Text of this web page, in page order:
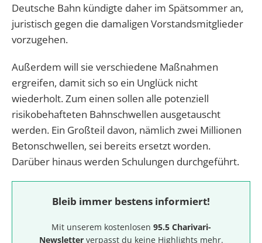
Deutsche Bahn kündigte daher im Spätsommer an,
juristisch gegen die damaligen Vorstandsmitglieder
vorzugehen.
Außerdem will sie verschiedene Maßnahmen
ergreifen, damit sich so ein Unglück nicht
wiederholt. Zum einen sollen alle potenziell
risikobehafteten Bahnschwellen ausgetauscht
werden. Ein Großteil davon, nämlich zwei Millionen
Betonschwellen, sei bereits ersetzt worden.
Darüber hinaus werden Schulungen durchgeführt.
Bleib immer bestens informiert!
Mit unserem kostenlosen 95.5 Charivari-
Newsletterverpasst du keine Highlights mehr.